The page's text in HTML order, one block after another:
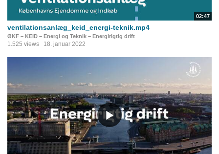
02:47
ventilationsanlæg_keid_energi-teknik.mp4
ØKF – KEID – Energi og Teknik – Energirigtig drift
1.525 views 18. januar 2022